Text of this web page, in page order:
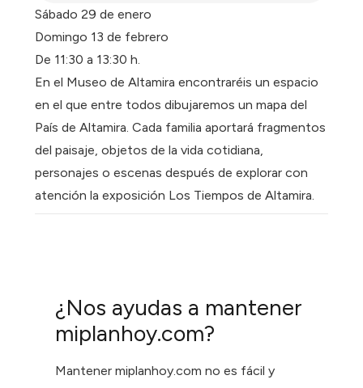
Sábado 29 de enero
Domingo 13 de febrero
De 11:30 a 13:30 h.
En el Museo de Altamira encontraréis un espacio
en el que entre todos dibujaremos un mapa del
País de Altamira. Cada familia aportará fragmentos
del paisaje, objetos de la vida cotidiana,
personajes o escenas después de explorar con
atención la exposición Los Tiempos de Altamira.
¿Nos ayudas a mantener
miplanhoy.com?
Mantener miplanhoy.com no es fácil y